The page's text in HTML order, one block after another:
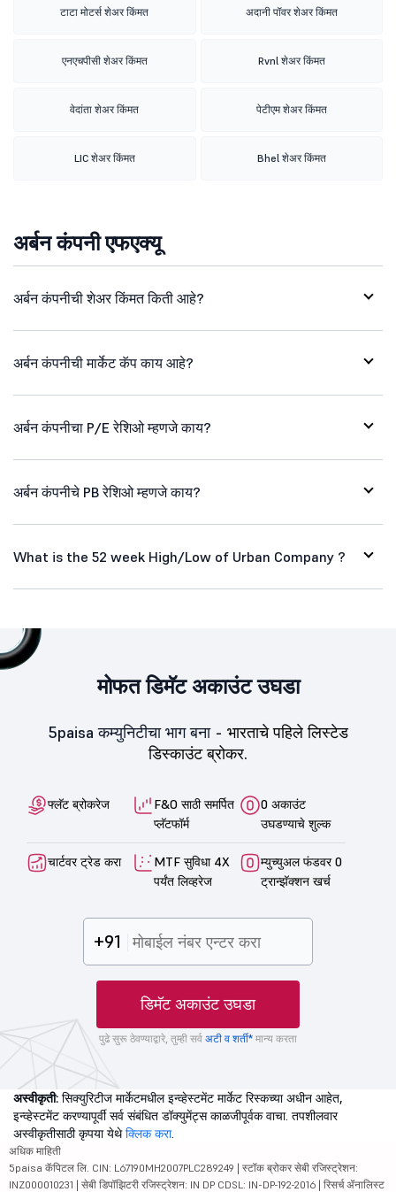
टाटा मोटर्स शेअर किंमत अदानी पॉवर शेअर किंमत
एनएचपीसी शेअर किंमत Rvnl शेअर किंमत
वेदांता शेअर किंमत पेटीएम शेअर किंमत
LIC शेअर किंमत Bhel शेअर किंमत
अर्बन कंपनी एफएक्यू
अर्बन कंपनीची शेअर किंमत किती आहे?
अर्बन कंपनीची मार्केट कॅप काय आहे?
अर्बन कंपनीचा P/E रेशिओ म्हणजे काय?
अर्बन कंपनीचे PB रेशिओ म्हणजे काय?
What is the 52 week High/Low of Urban Company ?
मोफत डिमॅट अकाउंट उघडा
5paisa कम्युनिटीचा भाग बना - भारताचे पहिले लिस्टेड
डिस्काउंट ब्रोकर.
फ्लॅट ब्रोकरेज
F&O साठी समर्पित
प्लॅटफॉर्म
0 अकाउंट
उघडण्याचे शुल्क
चार्टवर ट्रेड करा
MTF सुविधा 4X
पर्यंत लिव्हरेज
म्युच्युअल फंडवर 0
ट्रान्झॅक्शन खर्च
+91
डिमॅट अकाउंट उघडा
पुढे सुरू ठेवण्याद्वारे, तुम्ही सर्व अटी व शर्ती* मान्य करता
अस्वीकृती: सिक्युरिटीज मार्केटमधील इन्व्हेस्टमेंट मार्केट रिस्कच्या अधीन आहेत,
इन्व्हेस्टमेंट करण्यापूर्वी सर्व संबंधित डॉक्युमेंट्स काळजीपूर्वक वाचा. तपशीलवार
अस्वीकृतीसाठी कृपया येथेक्लिक करा.
अधिक माहिती
5paisa कॅपिटल लि. CIN: L67190MH2007PLC289249 | स्टॉक ब्रोकर सेबी रजिस्ट्रेशन:
INZ000010231 | सेबी डिपॉझिटरी रजिस्ट्रेशन: IN DP CDSL: IN-DP-192-2016 | रिसर्च ॲनालिस्ट